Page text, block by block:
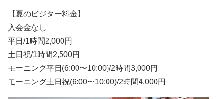
【夏のビジター料金】
入会金なし
平日/1時間2,000円
土日祝/1時間2,500円
モーニング平日(6:00〜10:00)/2時間3,000円
モーニング土日祝(6:00〜10:00)/2時間4,000円